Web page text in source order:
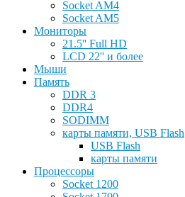
Socket AM4
Socket AM5
Мониторы
21.5'' Full HD
LCD 22'' и более
Мыши
Память
DDR 3
DDR4
SODIMM
карты памяти, USB Flash
USB Flash
карты памяти
Процессоры
Socket 1200